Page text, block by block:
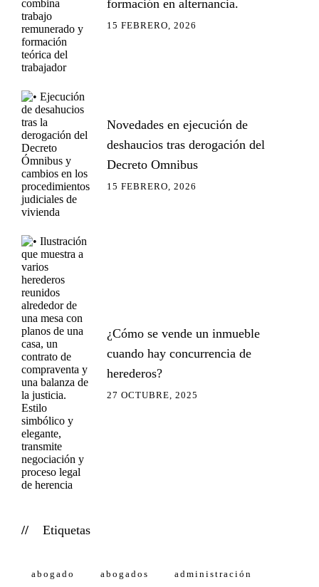
formación en alternancia.
15 FEBRERO, 2026
Novedades en ejecución de
deshaucios tras derogación del
Decreto Omnibus
15 FEBRERO, 2026
¿Cómo se vende un inmueble
cuando hay concurrencia de
herederos?
27 OCTUBRE, 2025
Etiquetas
abogado abogados administración